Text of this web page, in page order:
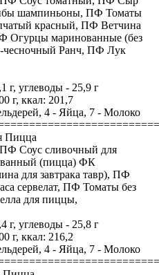
шампиньоны, ПФ Томаты
красный, ПФ Ветчина
Огурцы маринованные (без
чесночный Ранч, ПФ Лук
г, углеводы - 25,9 г
г, ккал: 201,7
4 - Яйца, 7 - Молоко
Пицца
Соус сливочный для
(пицца) ФК
для завтрака тавр), ПФ
сервелат, ПФ Томаты без
для пиццы,
г, углеводы - 25,8 г
г, ккал: 216,2
4 - Яйца, 7 - Молоко